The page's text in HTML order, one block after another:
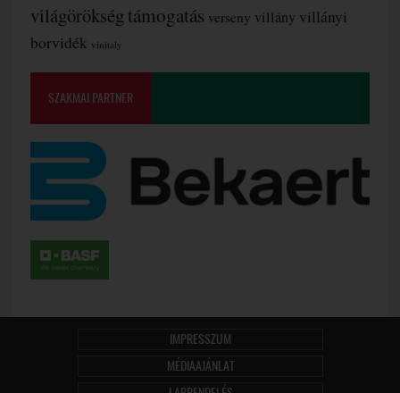
világörökségtámogatás verseny villány villányi
borvidék vinitaly
SZAKMAI PARTNER
IMPRESSZUM
MÉDIAAJÁNLAT